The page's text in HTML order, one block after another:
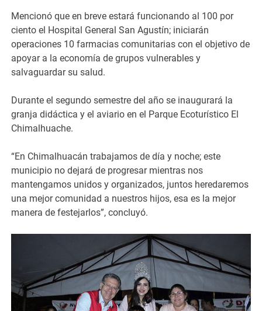
Mencionó que en breve estará funcionando al 100 por
ciento el Hospital General San Agustín; iniciarán
operaciones 10 farmacias comunitarias con el objetivo de
apoyar a la economía de grupos vulnerables y
salvaguardar su salud.
Durante el segundo semestre del año se inaugurará la
granja didáctica y el aviario en el Parque Ecoturístico El
Chimalhuache.
“En Chimalhuacán trabajamos de día y noche; este
municipio no dejará de progresar mientras nos
mantengamos unidos y organizados, juntos heredaremos
una mejor comunidad a nuestros hijos, esa es la mejor
manera de festejarlos”, concluyó.